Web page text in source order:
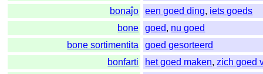
bonaĵo
een goed ding, iets goeds
bone
goed, nu goed
bone sortimentita
goed gesorteerd
bonfarti
het goed maken,zich goed